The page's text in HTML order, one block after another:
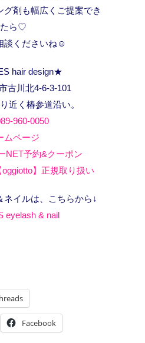
剤も幅広くご提案でき
たら♡
談くださいね☺️
hair design★
古川北4-6-3-101
近く椿参道沿い。
960-0050
ムページ
NET予約&クーポン
】正規取り扱い
ネイルは、こちらから↓
eyelash & nail
Facebook